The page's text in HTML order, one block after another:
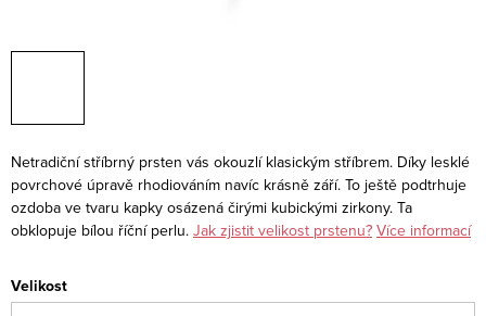
Netradiční stříbrný prsten vás okouzlí klasickým stříbrem. Díky lesklé
povrchové úpravě rhodiováním navíc krásně září. To ještě podtrhuje
ozdoba ve tvaru kapky osázená čirými kubickými zirkony. Ta
obklopuje bílou říční perlu. Jak zjistit velikost prstenu? Více informací
Velikost